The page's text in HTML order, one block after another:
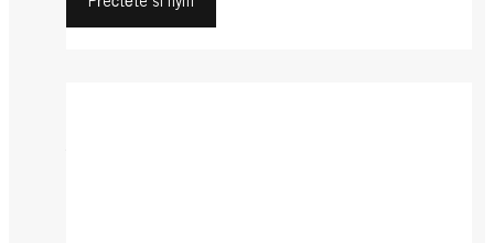
Přečtěte si nyní